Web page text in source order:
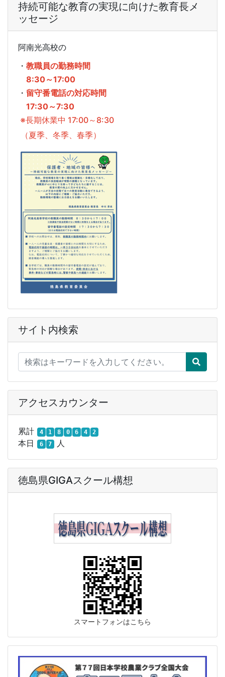
持続可能な教育の実現に向けた教育長メ
ッセージ
阿南光高校の
・ 教職員の勤務時間
8:30～17:00
・ 留守番電話の対応時間
17:30～7:30
※長期休業中 17:00～8:30
（夏季、冬季、春季）
サイト内検索
アクセスカウンター
累計 4 1 8 0 6 4 2
本日 6 7 人
徳島県GIGAスクール構想
スマートフォンはこちら